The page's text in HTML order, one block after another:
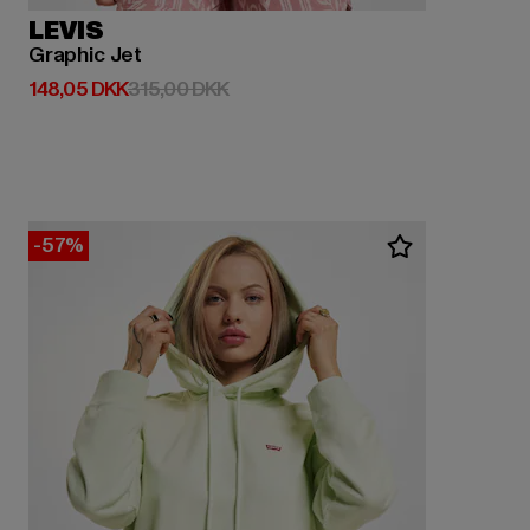
LEVIS
Graphic Jet
148,05 DKK
Nuværende pris: 148,05 DKK
315,00 DKKKampagnepris: 315,00 DKK
-57%